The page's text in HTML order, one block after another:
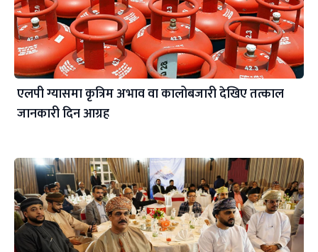
एलपी ग्यासमा कृत्रिम अभाव वा कालोबजारी देखिए तत्काल
जानकारी दिन आग्रह